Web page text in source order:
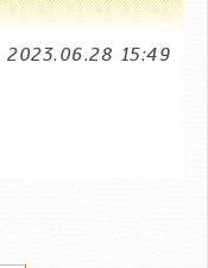
2023.06.28 15:49